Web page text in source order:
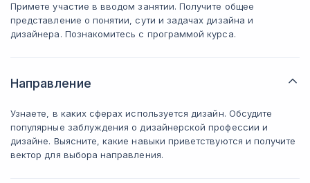
Примете участие в вводом занятии. Получите общее
представление о понятии, сути и задачах дизайна и
дизайнера. Познакомитесь с программой курса.
Направление
Узнаете, в каких сферах используется дизайн. Обсудите
популярные заблуждения о дизайнерской профессии и
дизайне. Выясните, какие навыки приветствуются и получите
вектор для выбора направления.